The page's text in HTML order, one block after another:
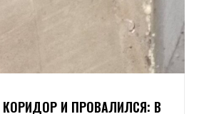
И ПРОВАЛИЛСЯ: В